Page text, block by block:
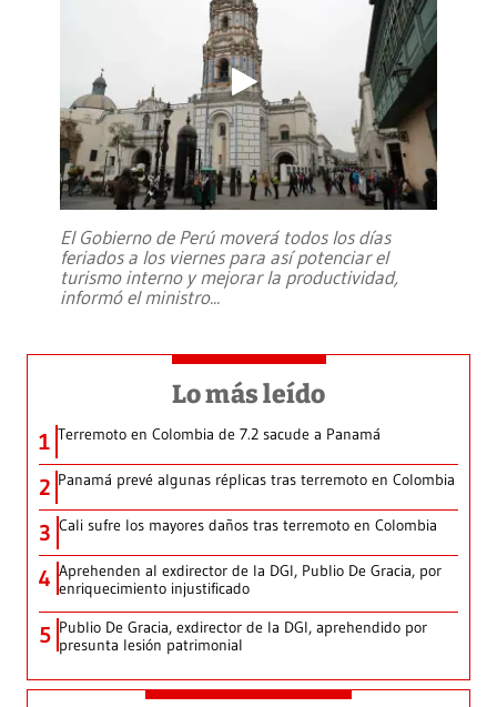
El Gobierno de Perú moverá todos los días
feriados a los viernes para así potenciar el
turismo interno y mejorar la productividad,
informó el ministro...
Lo más leído
1 Terremoto en Colombia de 7.2 sacude a Panamá
2 Panamá prevé algunas réplicas tras terremoto en Colombia
3 Cali sufre los mayores daños tras terremoto en Colombia
4 Aprehenden al exdirector de la DGI, Publio De Gracia, por
enriquecimiento injustificado
5 Publio De Gracia, exdirector de la DGI, aprehendido por
presunta lesión patrimonial